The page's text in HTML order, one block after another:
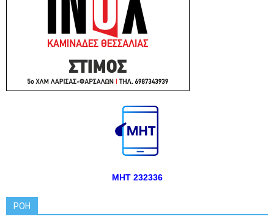
ΜΗΤ 232336
ΡΟΗ